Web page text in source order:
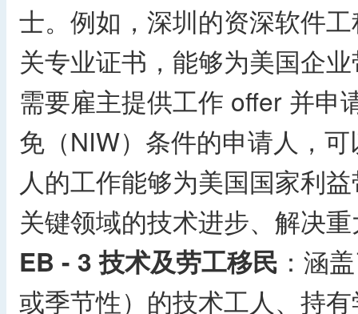
士。例如，深圳的资深软件
关专业证书，能够为美国企
需要雇主提供工作 offer 并申
免（NIW）条件的申请人，
人的工作能够为美国国家利
关键领域的技术进步、解决
EB - 3 技术及劳工移民 ：涵
或季节性）的技术工人、持